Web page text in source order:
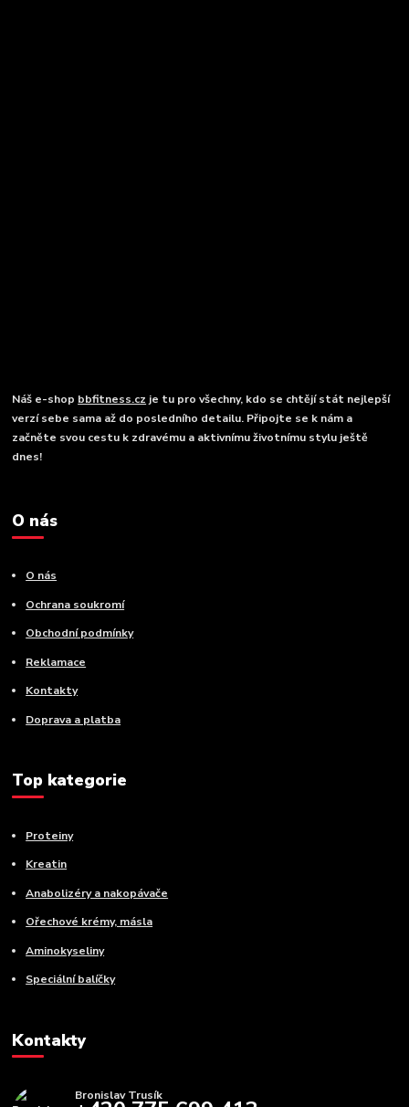
Náš e-shop bbfitness.cz je tu pro všechny, kdo se chtějí stát nejlepší
verzí sebe sama až do posledního detailu. Připojte se k nám a
začněte svou cestu k zdravému a aktivnímu životnímu stylu ještě
dnes!
O nás
O nás
Ochrana soukromí
Obchodní podmínky
Reklamace
Kontakty
Doprava a platba
Top kategorie
Proteiny
Kreatin
Anabolizéry a nakopávače
Ořechové krémy, másla
Aminokyseliny
Speciální balíčky
Kontakty
Bronislav Trusík